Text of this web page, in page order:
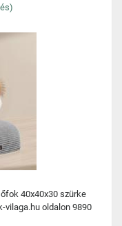
40x40x30 szürke
vilaga.hu oldalon 9890